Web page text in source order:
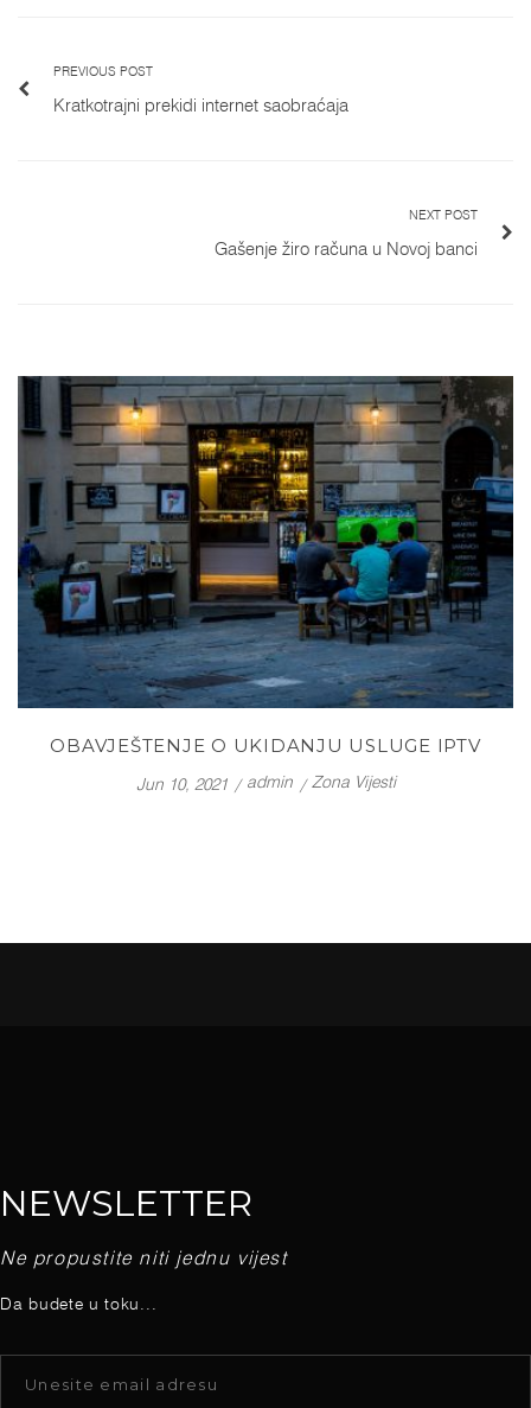
PREVIOUS POST
Kratkotrajni prekidi internet saobraćaja
NEXT POST
Gašenje žiro računa u Novoj banci
OBAVJEŠTENJE O UKIDANJU USLUGE IPTV
Jun 10, 2021 admin Zona Vijesti
NEWSLETTER
Ne propustite niti jednu vijest
Da budete u toku...